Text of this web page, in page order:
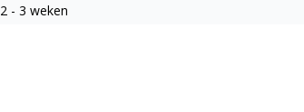
2 - 3 weken